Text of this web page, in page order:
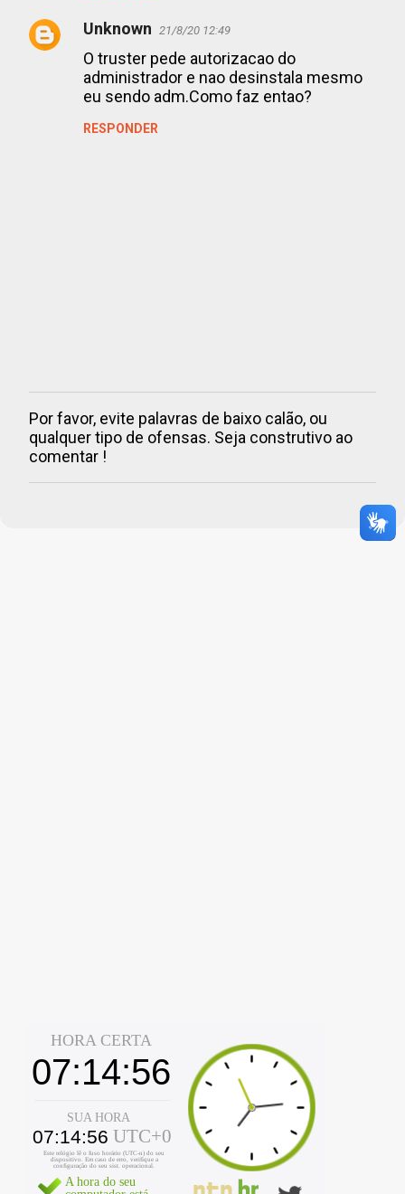
Unknown 21/8/20 12:49
O truster pede autorizacao do
administrador e nao desinstala mesmo
eu sendo adm.Como faz entao?
RESPONDER
P
o
s
t
Por favor, evite palavras de baixo calão, ou
qualquer tipo de ofensas. Seja construtivo ao
comentar !